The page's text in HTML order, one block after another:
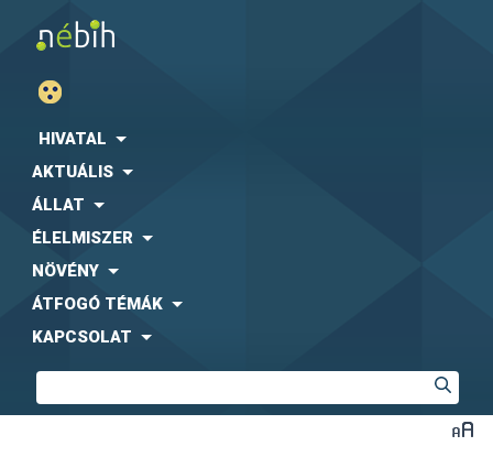
HIVATAL
AKTUÁLIS
ÁLLAT
ÉLELMISZER
NÖVÉNY
ÁTFOGÓ TÉMÁK
KAPCSOLAT